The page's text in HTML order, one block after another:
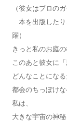
（彼女はプロの
本を出版したり
躍）
きっと私のお庭の
このあと彼女に
どんなことになる
都会のちっぽけな
私は、
大きな宇宙の神